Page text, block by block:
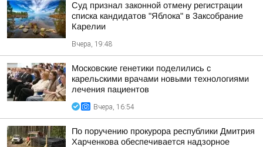
Суд признал законной отмену регистрации
списка кандидатов "Яблока" в Заксобрание
Карелии
Вчера, 19:48
Московские генетики поделились с
карельскими врачами новыми технологиями
лечения пациентов
Вчера, 16:54
По поручению прокурора республики Дмитрия
Харченкова обеспечивается надзорное